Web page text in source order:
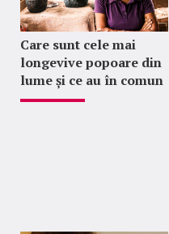
Care sunt cele mai
longevive popoare din
lume și ce au în comun